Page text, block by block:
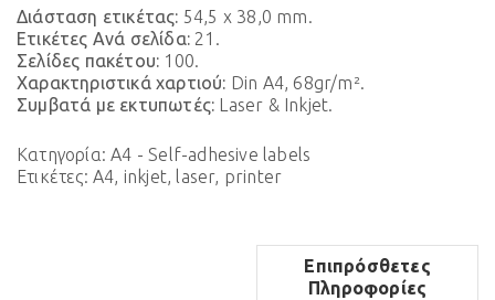
Διάσταση ετικέτας: 54,5 x 38,0 mm.
Ετικέτες Ανά σελίδα: 21.
Σελίδες πακέτου: 100.
Χαρακτηριστικά χαρτιού: Din A4, 68gr/m².
Συμβατά με εκτυπωτές: Laser & Inkjet.
Κατηγορία:A4 - Self-adhesive labels
Ετικέτες: A4, inkjet, laser, printer
Επιπρόσθετες
Πληροφορίες